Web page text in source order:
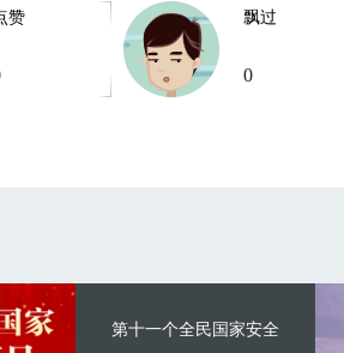
赞 飘过
0
第十一个全民国家安全